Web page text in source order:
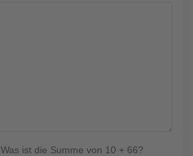
Was ist die Summe von 10 + 66?